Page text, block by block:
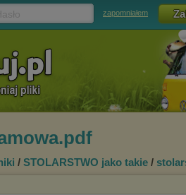
zapomniałem
/ STOLARSTWO jako takie /